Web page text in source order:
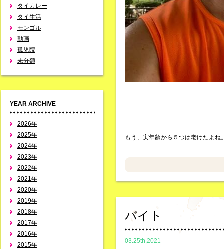
タイカレー
タイ生活
モンゴル
動画
孤児院
未分類
YEAR ARCHIVE
2026年
2025年
2024年
2023年
2022年
2021年
2020年
2019年
2018年
2017年
2016年
2015年
もう、実年齢から５つは老けたよね
バイト
03.25th,2021